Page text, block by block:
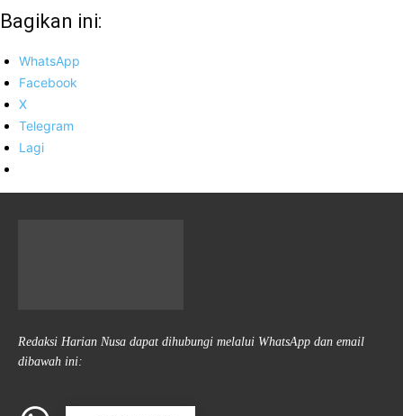
Bagikan ini:
WhatsApp
Facebook
X
Telegram
Lagi
Redaksi Harian Nusa dapat dihubungi melalui WhatsApp dan email
dibawah ini: